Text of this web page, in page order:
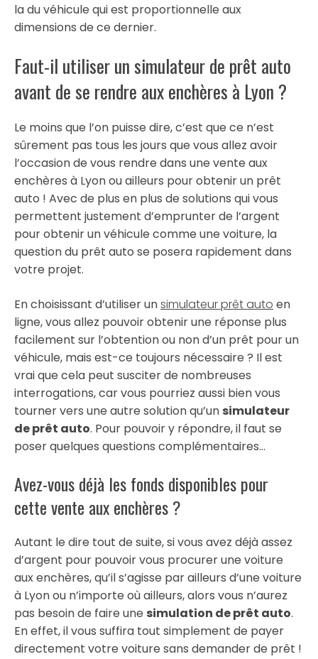
la du véhicule qui est proportionnelle aux
dimensions de ce dernier.
Faut-il utiliser un simulateur de prêt auto
avant de se rendre aux enchères à Lyon ?
Le moins que l’on puisse dire, c’est que ce n’est
sûrement pas tous les jours que vous allez avoir
l’occasion de vous rendre dans une vente aux
enchères à Lyon ou ailleurs pour obtenir un prêt
auto ! Avec de plus en plus de solutions qui vous
permettent justement d’emprunter de l’argent
pour obtenir un véhicule comme une voiture, la
question du prêt auto se posera rapidement dans
votre projet.
En choisissant d’utiliser unsimulateur prêt auto en
ligne, vous allez pouvoir obtenir une réponse plus
facilement sur l’obtention ou non d’un prêt pour un
véhicule, mais est-ce toujours nécessaire ? Il est
vrai que cela peut susciter de nombreuses
interrogations, car vous pourriez aussi bien vous
tourner vers une autre solution qu’un simulateur
de prêt auto. Pour pouvoir y répondre, il faut se
poser quelques questions complémentaires…
Avez-vous déjà les fonds disponibles pour
cette vente aux enchères ?
Autant le dire tout de suite, si vous avez déjà assez
d’argent pour pouvoir vous procurer une voiture
aux enchères, qu’il s’agisse par ailleurs d’une voiture
à Lyon ou n’importe où ailleurs, alors vous n’aurez
pas besoin de faire une simulation de prêt auto.
En effet, il vous suffira tout simplement de payer
directement votre voiture sans demander de prêt !